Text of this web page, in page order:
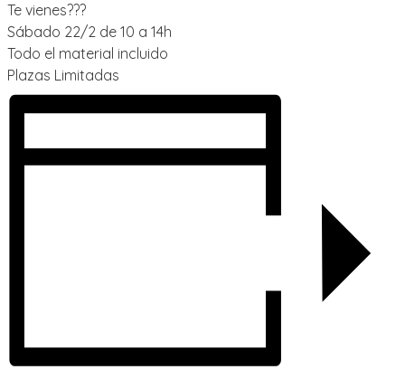
Te vienes???
Sábado 22/2 de 10 a 14h
Todo el material incluido
Plazas Limitadas